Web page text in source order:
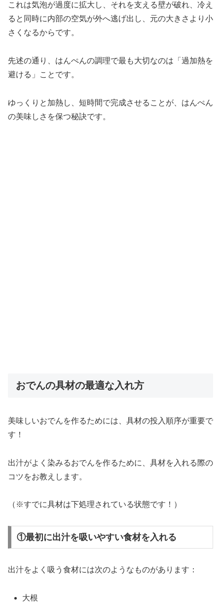
これは気泡が過度に拡大し、それを支える壁が破れ、冷え
ると同時に内部の空気が外へ逃げ出し、元の大きさより小
さくなるからです。
先述の通り、はんぺんの調理で最も大切なのは「過加熱を
避ける」ことです。
ゆっくりと加熱し、短時間で完成させることが、はんぺん
の美味しさを保つ秘訣です。
おでんの具材の最適な入れ方
美味しいおでんを作るためには、具材の投入順序が重要で
す！
出汁がよく染みるおでんを作るために、具材を入れる際の
コツをお教えします。
（※すでに具材は下処理されている状態です！）
①最初に出汁を吸いやすい食材を入れる
出汁をよく吸う食材には次のようなものがあります：
大根